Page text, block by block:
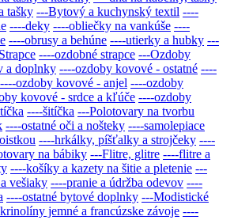
tašky ---Bytový a kuchynský textil ----
----deky ----obliečky na vankúše ----
----obrusy a behúne ----utierky a hubky ---
----ozdobné strapce ---Ozdoby
a doplnky ----ozdoby kovové - ostatné ----
----ozdoby kovové - anjel ----ozdoby
kovové - srdce a kľúče ----ozdoby
----šitíčka ---Polotovary na tvorbu
----ostatné oči a nošteky ----samolepiace
----hrkálky, píšťalky a strojčeky ----
na bábiky ---Flitre, glitre ----flitre a
----košíky a kazety na šitie a pletenie ---
vešiaky ----pranie a údržba odevov ----
----ostatné bytové doplnky ---Modistické
jemné a francúzske závoje ----